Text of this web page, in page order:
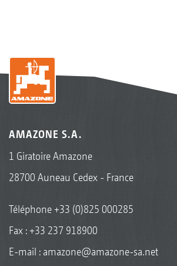
AMAZONE S.A.
1 Giratoire Amazone
28700 Auneau Cedex - France
Téléphone+33 (0)825 000285
Fax : +33 237 918900
E-mail : amazone@amazone-sa.net